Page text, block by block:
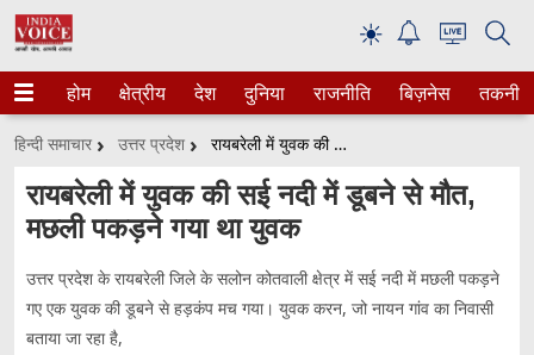
☀
होम क्षेत्रीय देश दुनिया राजनीति बिज़नेस तकनीक
हिन्दी समाचार उत्तर प्रदेश रायबरेली में युवक की सई नदी में डूबने से मौत, मछली पकड़ने गया था युवक
रायबरेली में युवक की सई नदी में डूबने से मौत,
मछली पकड़ने गया था युवक
उत्तर प्रदेश के रायबरेली जिले के सलोन कोतवाली क्षेत्र में सई नदी में मछली पकड़ने
गए एक युवक की डूबने से हड़कंप मच गया। युवक करन, जो नायन गांव का निवासी
बताया जा रहा है,